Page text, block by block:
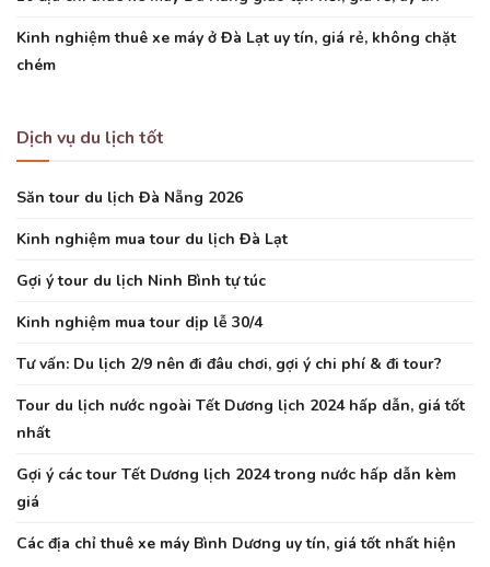
Kinh nghiệm thuê xe máy ở Đà Lạt uy tín, giá rẻ, không chặt
chém
Dịch vụ du lịch tốt
Săn tour du lịch Đà Nẵng 2026
Kinh nghiệm mua tour du lịch Đà Lạt
Gợi ý tour du lịch Ninh Bình tự túc
Kinh nghiệm mua tour dịp lễ 30/4
Tư vấn: Du lịch 2/9 nên đi đâu chơi, gợi ý chi phí & đi tour?
Tour du lịch nước ngoài Tết Dương lịch 2024 hấp dẫn, giá tốt
nhất
Gợi ý các tour Tết Dương lịch 2024 trong nước hấp dẫn kèm
giá
Các địa chỉ thuê xe máy Bình Dương uy tín, giá tốt nhất hiện